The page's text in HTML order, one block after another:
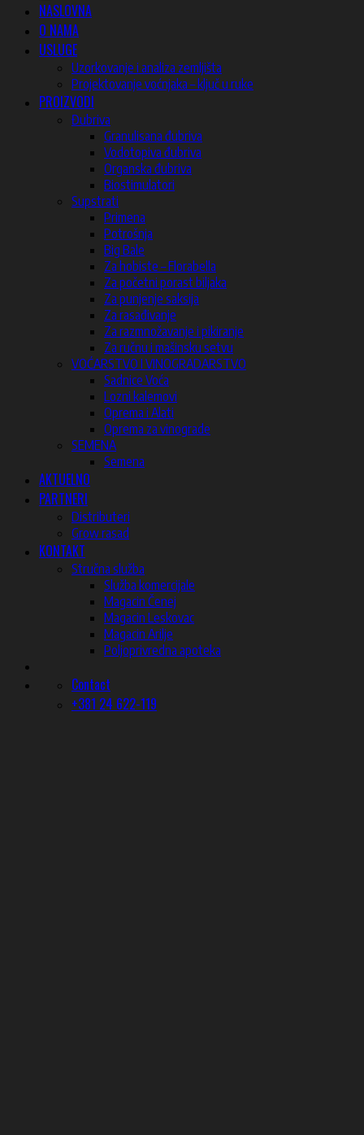
NASLOVNA
O NAMA
USLUGE
Uzorkovanje i analiza zemljišta
Projektovanje voćnjaka – ključ u ruke
PROIZVODI
Đubriva
Granulisana đubriva
Vodotopiva đubriva
Organska đubriva
Biostimulatori
Supstrati
Primena
Potrošnja
Big Bale
Za hobiste – Florabella
Za početni porast biljaka
Za punjenje saksija
Za rasađivanje
Za razmnožavanje i pikiranje
Za ručnu i mašinsku setvu
VOĆARSTVO I VINOGRADARSTVO
Sadnice Voća
Lozni kalemovi
Oprema i Alati
Oprema za vinograde
SEMENA
Semena
AKTUELNO
PARTNERI
Distributeri
Grow rasad
KONTAKT
Stručna služba
Služba komercijale
Magacin Čenej
Magacin Leskovac
Magacin Arilje
Poljoprivredna apoteka
Contact
+381 24 622-119